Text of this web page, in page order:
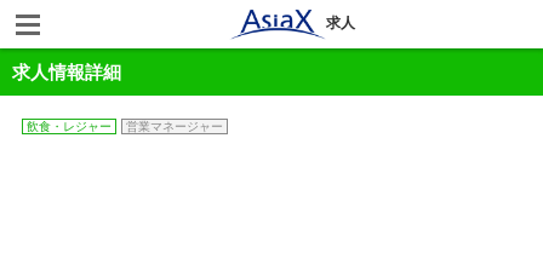
求人
求人情報詳細
飲食・レジャー 営業マネージャー